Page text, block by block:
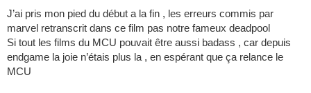
J’ai pris mon pied du début a la fin , les erreurs commis par
marvel retranscrit dans ce film pas notre fameux deadpool
Si tout les films du MCU pouvait être aussi badass , car depuis
endgame la joie n’étais plus la , en espérant que ça relance le
MCU